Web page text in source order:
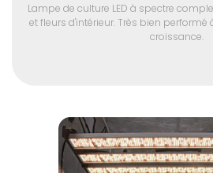
Lampe de culture LED à spectre
et fleurs d'intérieur. Très bien
croissance.